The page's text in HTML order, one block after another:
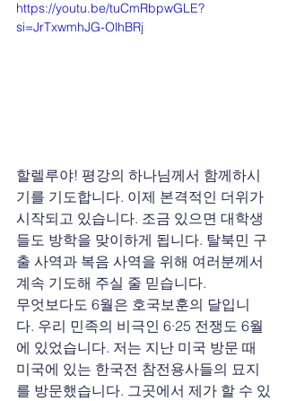
https://youtu.be/tuCmRbpwGLE?
si=JrTxwmhJG-OlhBRj
할렐루야! 평강의 하나님께서 함께하시
기를 기도합니다. 이제 본격적인 더위가
시작되고 있습니다. 조금 있으면 대학생
들도 방학을 맞이하게 됩니다. 탈북민 구
출 사역과 복음 사역을 위해 여러분께서
계속 기도해 주실 줄 믿습니다.
무엇보다도 6월은 호국보훈의 달입니
다. 우리 민족의 비극인 6·25 전쟁도 6월
에 있었습니다. 저는 지난 미국 방문 때
미국에 있는 한국전 참전용사들의 묘지
를 방문했습니다. 그곳에서 제가 할 수 있